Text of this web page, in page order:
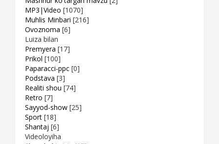
MP3|Video [1070]
Muhlis Minbari [216]
Ovoznoma [6]
Luiza bilan
Premyera [17]
Prikol [100]
Paparacci-ppc [0]
Podstava [3]
Realiti shou [74]
Retro [7]
Sayyod-show [25]
Sport [18]
Shantaj [6]
Videoloyiha